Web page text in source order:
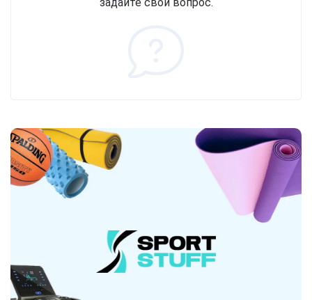
задайте свой вопрос.